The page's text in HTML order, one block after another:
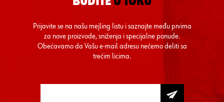
Prijavite se na našu mejling listu i saznajte među prvima
za nove proizvode, sniženja i specijalne ponude.
Obećavamo da Vašu e-mail adresu nećemo deliti sa
trećim licima.